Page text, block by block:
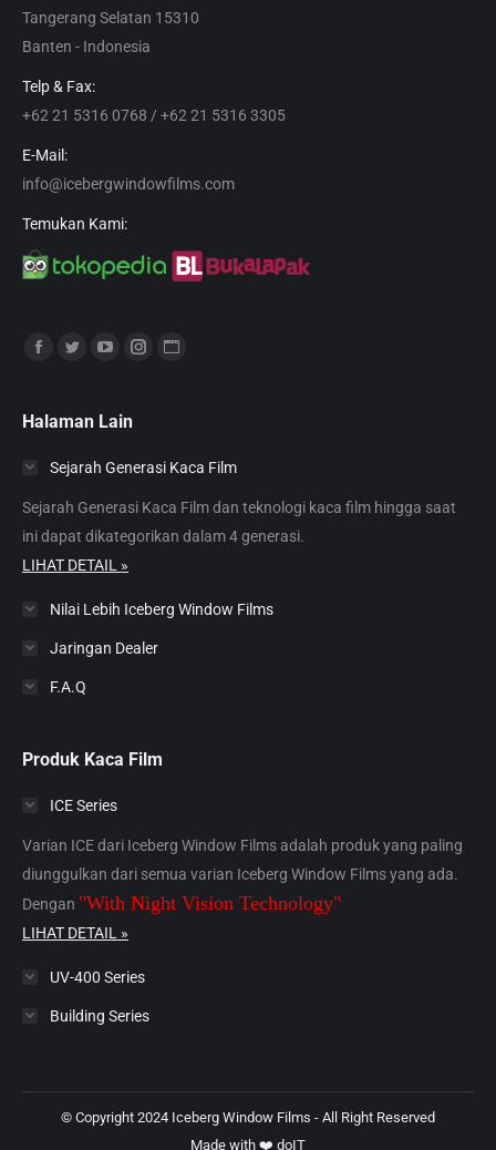
Tangerang Selatan 15310
Banten - Indonesia
Telp & Fax:
+62 21 5316 0768 / +62 21 5316 3305
E-Mail:
info@icebergwindowfilms.com
Temukan Kami:
Find us on:
opens
new
window
opens
new
window
YouTube
opens
new
window
Instagram
new
window
new
window
Halaman Lain
Sejarah Generasi Kaca Film
Sejarah Generasi Kaca Film dan teknologi kaca film hingga saat
ini dapat dikategorikan dalam 4 generasi.
LIHAT DETAIL »
Nilai Lebih Iceberg Window Films
Jaringan Dealer
F.A.Q
Produk Kaca Film
ICE Series
Varian ICE dari Iceberg Window Films adalah produk yang paling
diunggulkan dari semua varian Iceberg Window Films yang ada.
Dengan "With Night Vision Technology"
LIHAT DETAIL »
UV-400 Series
Building Series
© Copyright 2024 Iceberg Window Films - All Right Reserved
Made with ❤️ doIT